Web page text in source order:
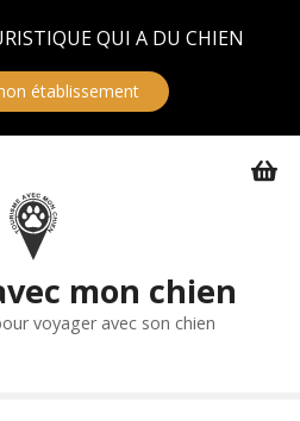
QUI A DU CHIEN
établissement
mon chien
voyager avec son chien